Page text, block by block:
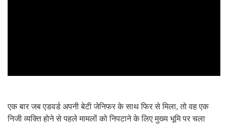
एक बार जब एडवर्ड अपनी बेटी जेनिफर के साथ फिर से मिला, तो वह एक
निजी व्यक्ति होने से पहले मामलों को निपटाने के लिए मुख्य भूमि पर चला